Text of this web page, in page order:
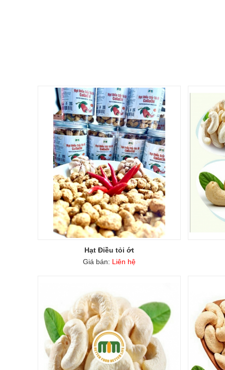
Hạt Điều tỏi ớt
Giá bán: Liên hệ